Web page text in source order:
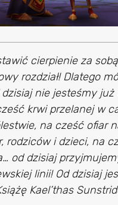
cierpienie za
rozdział! Dlatego
nie jesteśmy już
krwi przelanej w
na cześć ofiar
rodziców i dzieci, na
od dzisiaj
linii! Od dzisiaj
Kael’thas